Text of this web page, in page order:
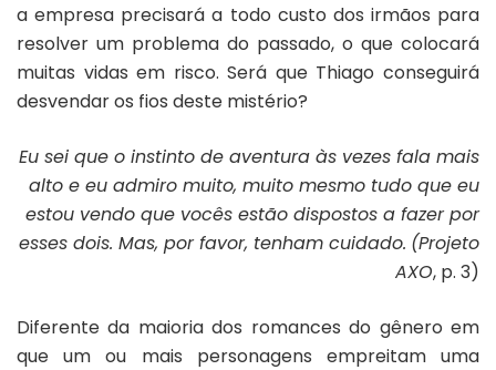
a empresa precisará a todo custo dos irmãos para
resolver um problema do passado, o que colocará
muitas vidas em risco. Será que Thiago conseguirá
desvendar os fios deste mistério?
Eu sei que o instinto de aventura às vezes fala mais
alto e eu admiro muito, muito mesmo tudo que eu
estou vendo que vocês estão dispostos a fazer por
esses dois. Mas, por favor, tenham cuidado. (Projeto
AXO, p. 3)
Diferente da maioria dos romances do gênero em
que um ou mais personagens empreitam uma